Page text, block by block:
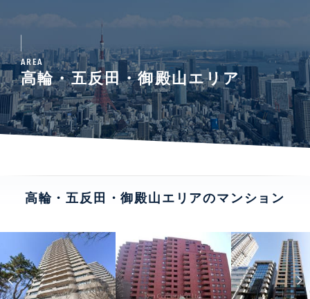
AREA
高輪・五反田・御殿山エリア
高輪・五反田・御殿山エリアのマンション